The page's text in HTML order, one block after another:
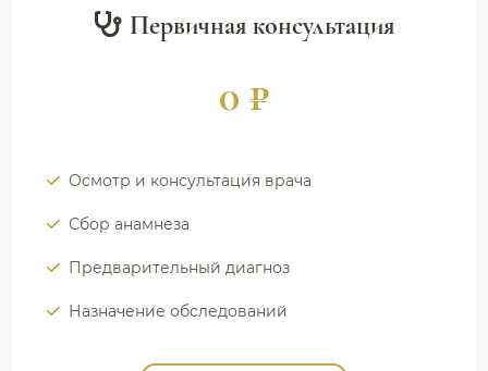
Первичная консультация
0 ₽
Осмотр и консультация врача
Сбор анамнеза
Предварительный диагноз
Назначение обследований